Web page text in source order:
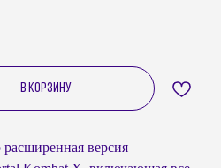
В КОРЗИНУ
версия